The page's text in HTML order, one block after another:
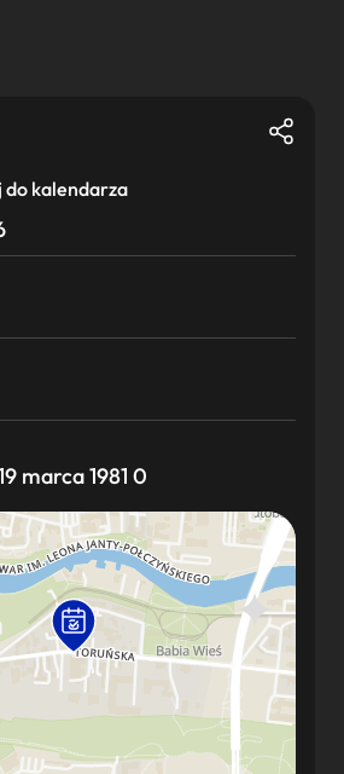
do kalendarza
marca 1981 0